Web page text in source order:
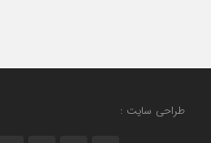
طراحی سایت :